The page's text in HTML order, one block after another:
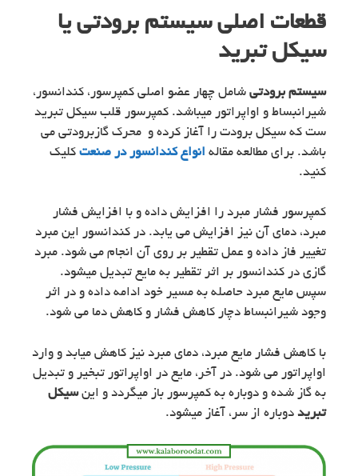
قطعات اصلی سیستم برودتی یا
سیکل تبرید
سیستم برودتی شامل چهار عضو اصلی کمپرسور، کندانسور،
شیرانبساط و اواپراتور میباشد. کمپرسور قلب سیکل تبرید
ست که سیکل برودت را آغاز کرده و محرک گازبرودتی می
باشد. برای مطالعه مقاله انواع کندانسور در صنعت کلیک
کنید.
کمپرسور فشار مبرد را افزایش داده و با افزایش فشار
مبرد، دمای آن نیز افزایش می یابد. در کندانسور این مبرد
تغییر فاز داده و عمل تقطیر بر روی آن انجام می شود. مبرد
گازی در کندانسور بر اثر تقطیر به مایع تبدیل میشود.
سپس مایع مبرد حاصله به مسیر خود ادامه داده و در اثر
وجود شیرانبساط دچار کاهش فشار و کاهش دما می شود.
با کاهش فشار مایع مبرد، دمای مبرد نیز کاهش میابد و وارد
اواپراتور می شود. در آخر، مایع در اواپراتور تبخیر و تبدیل
به گاز شده و دوباره به کمپرسور باز میگردد و اینسیکل
تبرید دوباره از سر، آغاز میشود.